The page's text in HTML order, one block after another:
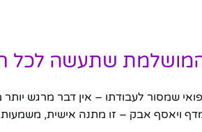
שתעשה לכל
שמסור לעבודתו – אין דבר מרגש
ויאסף אבק – זו מתנה אישית,